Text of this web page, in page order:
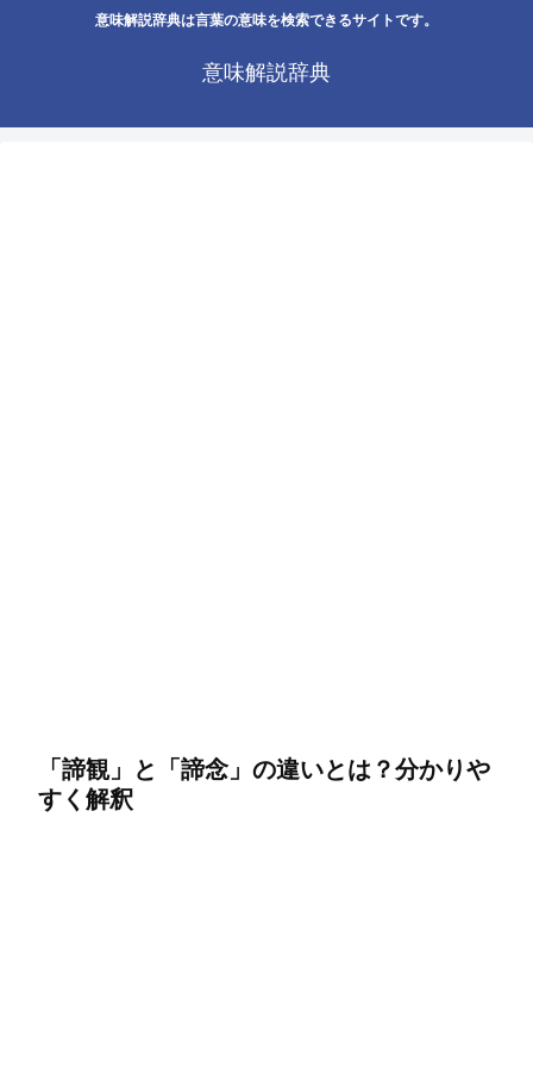
意味解説辞典は言葉の意味を検索できるサイトです。
意味解説辞典
「諦観」と「諦念」の違いとは？分かりや
すく解釈